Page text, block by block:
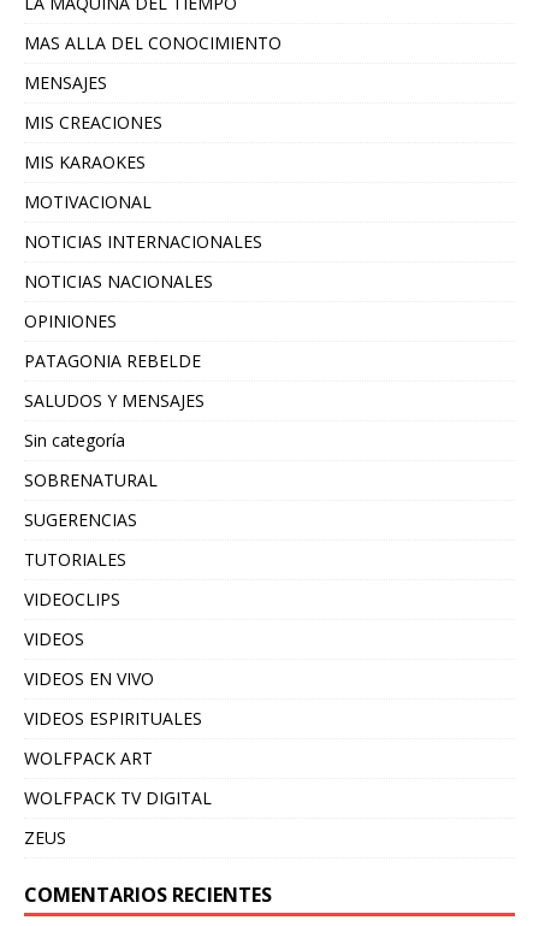
MAS ALLA DEL CONOCIMIENTO
MENSAJES
MIS CREACIONES
MIS KARAOKES
MOTIVACIONAL
NOTICIAS INTERNACIONALES
NOTICIAS NACIONALES
OPINIONES
PATAGONIA REBELDE
SALUDOS Y MENSAJES
Sin categoría
SOBRENATURAL
SUGERENCIAS
TUTORIALES
VIDEOCLIPS
VIDEOS
VIDEOS EN VIVO
VIDEOS ESPIRITUALES
WOLFPACK ART
WOLFPACK TV DIGITAL
ZEUS
COMENTARIOS RECIENTES